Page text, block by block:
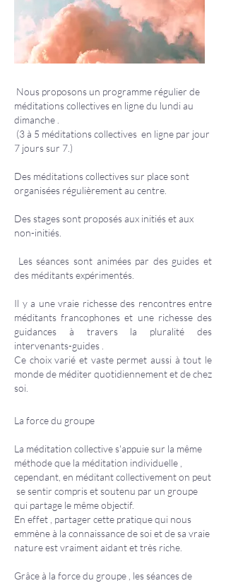
Nous proposons un programme régulier de
méditations collectives en ligne du lundi au
dimanche .
(3 à 5 méditations collectives en ligne par jour
7 jours sur 7.)
Des méditations collectives sur place sont
organisées régulièrement au centre.
Des stages sont proposés aux initiés et aux
non-initiés.
Les séances sont animées par des guides et
des méditants expérimentés.
Il y a une vraie richesse des rencontres entre
méditants francophones et une richesse des
guidances à travers la pluralité des
intervenants-guides .
Ce choix varié et vaste permet aussi à tout le
monde de méditer quotidiennement et de chez
soi.
La force du groupe
La méditation collective s'appuie sur la même
méthode que la méditation individuelle ,
cependant, en méditant collectivement on peut
se sentir compris et soutenu par un groupe
qui partage le même objectif.
En effet , partager cette pratique qui nous
emmène à la connaissance de soi et de sa vraie
nature est vraiment aidant et très riche.
Grâce à la force du groupe , les séances de